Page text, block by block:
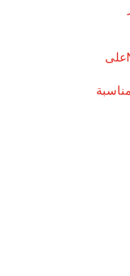
كاسبرسكي تكشف عن ارتفاع هجماتNFCعلى